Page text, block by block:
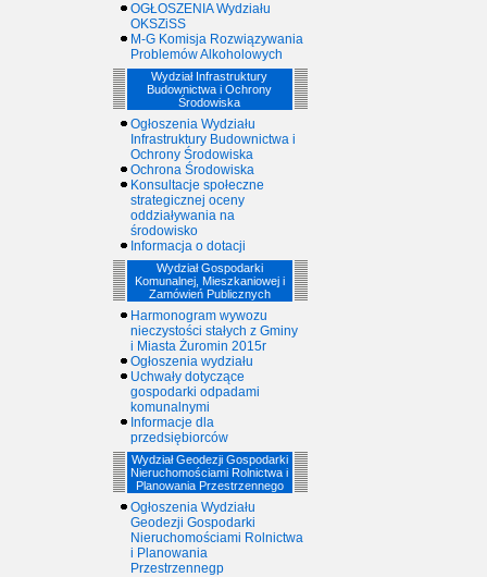
OGŁOSZENIA Wydziału
OKSZiSS
M-G Komisja Rozwiązywania
Problemów Alkoholowych
Wydział Infrastruktury
Budownictwa i Ochrony
Środowiska
Ogłoszenia Wydziału
Infrastruktury Budownictwa i
Ochrony Środowiska
Ochrona Środowiska
Konsultacje społeczne
strategicznej oceny
oddziaływania na
środowisko
Informacja o dotacji
Wydział Gospodarki
Komunalnej, Mieszkaniowej i
Zamówień Publicznych
Harmonogram wywozu
nieczystości stałych z Gminy
i Miasta Żuromin 2015r
Ogłoszenia wydziału
Uchwały dotyczące
gospodarki odpadami
komunalnymi
Informacje dla
przedsiębiorców
Wydział Geodezji Gospodarki
Nieruchomościami Rolnictwa i
Planowania Przestrzennego
Ogłoszenia Wydziału
Geodezji Gospodarki
Nieruchomościami Rolnictwa
i Planowania
Przestrzennegp